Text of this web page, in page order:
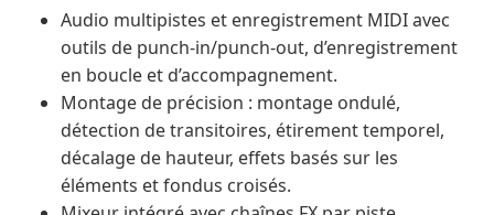
Audio multipistes et enregistrement MIDI avec
outils de punch-in/punch-out, d’enregistrement
en boucle et d’accompagnement.
Montage de précision : montage ondulé,
détection de transitoires, étirement temporel,
décalage de hauteur, effets basés sur les
éléments et fondus croisés.